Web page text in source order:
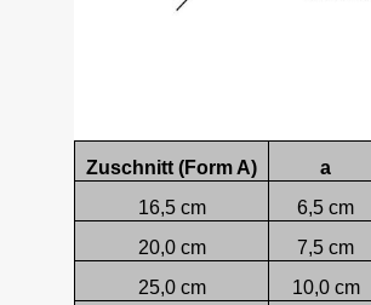
Zuschnitt (Form A) a
16,5 cm
6,5 cm
20,0 cm
7,5 cm
25,0 cm
10,0 cm